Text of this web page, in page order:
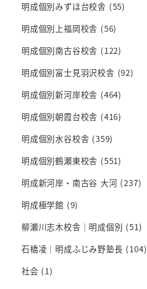
明成個別みずほ台校舎 (55)
明成個別上福岡校舎 (56)
明成個別南古谷校舎 (122)
明成個別富士見羽沢校舎 (92)
明成個別新河岸校舎 (464)
明成個別朝霞台校舎 (416)
明成個別水谷校舎 (359)
明成個別鶴瀬東校舎 (551)
明成新河岸・南古谷 大河 (237)
明成極学館 (9)
柳瀬川志木校舎｜明成個別 (51)
石橋凌｜明成ふじみ野塾長 (104)
社会 (1)